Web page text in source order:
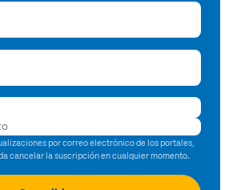
por correo electrónico de los portales,
cancelar la suscripción en cualquier momento.